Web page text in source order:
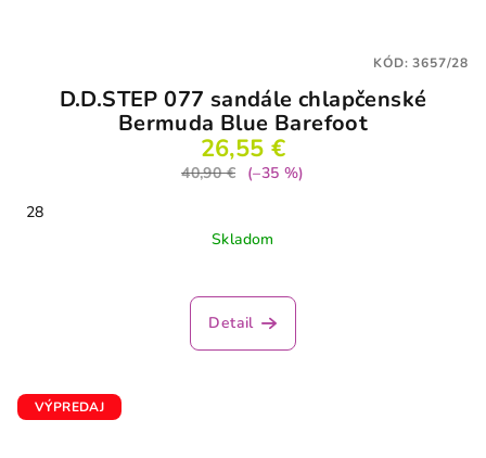
D.D.STEP 077 sandále chlapčenské
Bermuda Blue Barefoot
26,55 €
40,90 €
(–35 %)
28
Skladom
Detail
KÓD:3657/28
VÝPREDAJ